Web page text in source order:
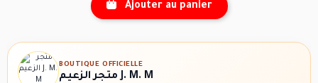
Ajouter au panier
BOUTIQUE OFFICIELLE
متجر الزعيم J. M. M